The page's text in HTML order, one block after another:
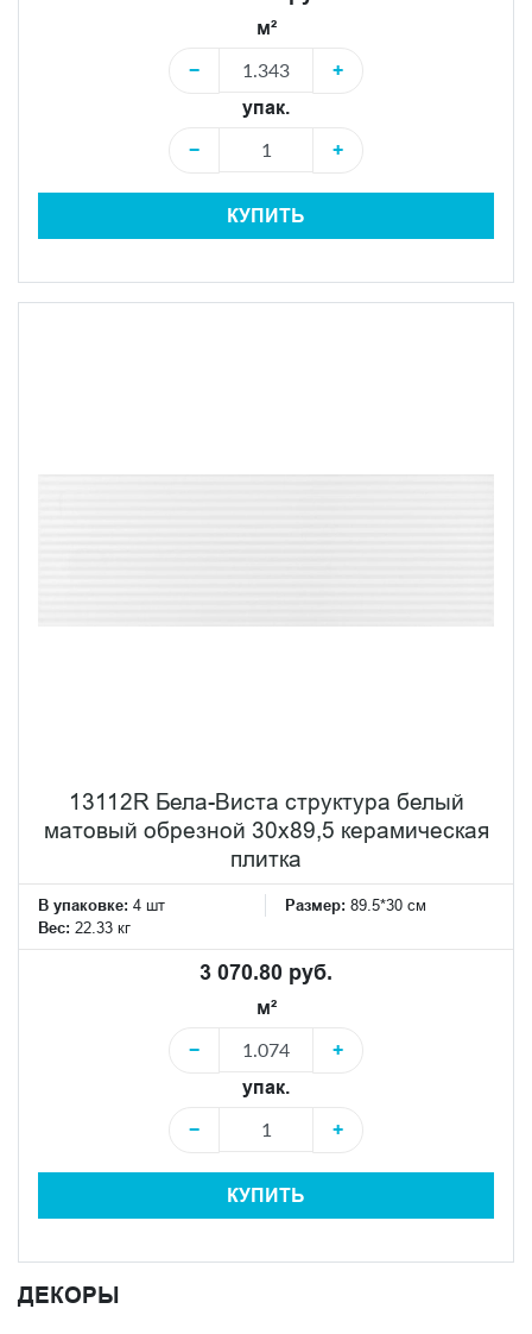
м²
−
+
упак.
−
+
КУПИТЬ
13112R Бела-Виста структура белый
матовый обрезной 30х89,5 керамическая
плитка
В упаковке: 4 шт Размер: 89.5*30 см
Вес: 22.33 кг
3 070.80 руб.
м²
−
+
упак.
−
+
КУПИТЬ
ДЕКОРЫ